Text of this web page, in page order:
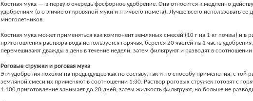
Костная мука — в первую очередь фосфорное удобрение. Она относится к медленно
удобрениям (в отличие от кровяной муки и птичьего помета). Лучше всего использовать ее
многолетников.
Костная мука может применяться как компонент земляных смесей (10 г на 1 кг почвы) и в
приготовления раствора вода используется горячая, берется 20 частей на 1 часть
перемешивают дважды в день в течение недели, затем фильтруют и разводят в соотношении
Роговые стружки и роговая мука
Эти удобрения похожи на предыдущее как по составу, так и по способу применения, с той
земляной смеси их применяют в соотношении 1:30. Раствор роговых стружек готовят с
1:100,приготовление занимает до 20 дней, затем жидкость фильтруют, но больше не